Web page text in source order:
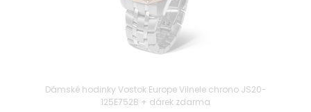
Dámské hodinky Vostok Europe Vilnele chrono JS20-
125E752B + dárek zdarma